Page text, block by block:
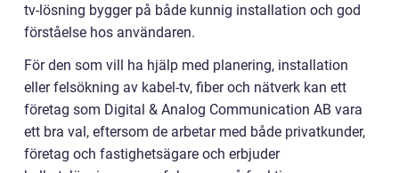
tv-lösning bygger på både kunnig installation och god
förståelse hos användaren.
För den som vill ha hjälp med planering, installation
eller felsökning av kabel-tv, fiber och nätverk kan ett
företag som Digital & Analog Communication AB vara
ett bra val, eftersom de arbetar med både privatkunder,
företag och fastighetsägare och erbjuder